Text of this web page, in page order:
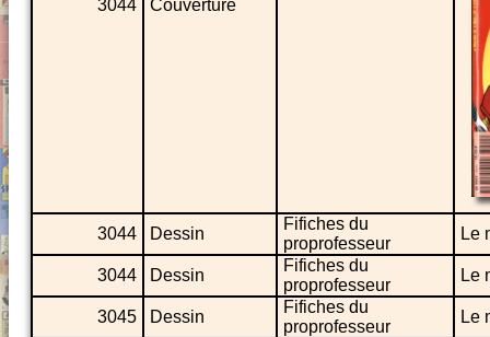
3044 Couverture
3044 Dessin
Fifiches du
proprofesseur
Le
3044 Dessin
Fifiches du
proprofesseur
Le
3045 Dessin
Fifiches du
proprofesseur
Le